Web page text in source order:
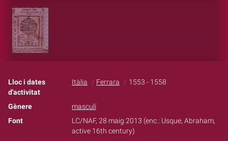
Lloc i dates
d'activitat
Itàlia Ferrara 1553 - 1558
Gènere
masculí
Font
LC/NAF, 28 maig 2013 (enc.: Usque, Abraham,
active 16th century)